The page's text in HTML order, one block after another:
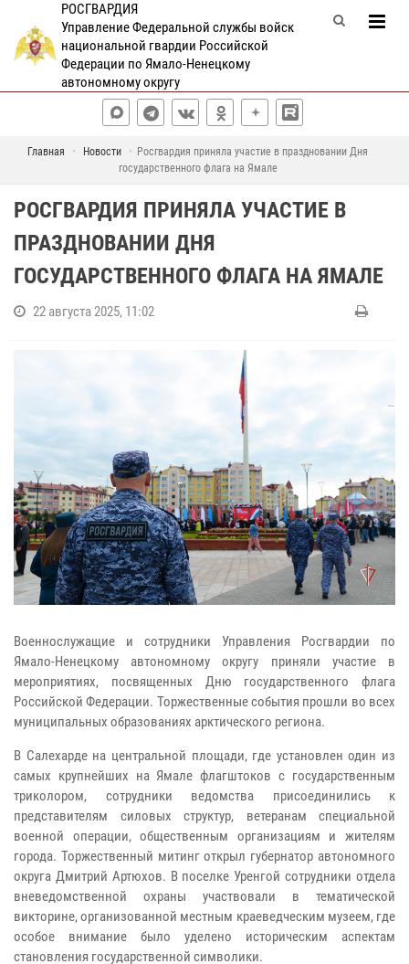
РОСГВАРДИЯ
Управление Федеральной службы войск
национальной гвардии Российской
Федерации по Ямало-Ненецкому
автономному округу
Главная Новости
Росгвардия приняла участие в праздновании Дня
государственного флага на Ямале
РОСГВАРДИЯ ПРИНЯЛА УЧАСТИЕ В
ПРАЗДНОВАНИИ ДНЯ
ГОСУДАРСТВЕННОГО ФЛАГА НА ЯМАЛЕ
22 августа 2025, 11:02
Военнослужащие и сотрудники Управления Росгвардии по
Ямало-Ненецкому автономному округу приняли участие в
мероприятиях, посвященных Дню государственного флага
Российской Федерации. Торжественные события прошли во всех
муниципальных образованиях арктического региона.
В Салехарде на центральной площади, где установлен один из
самых крупнейших на Ямале флагштоков с государственным
триколором, сотрудники ведомства присоединились к
представителям силовых структур, ветеранам специальной
военной операции, общественным организациям и жителям
города. Торжественный митинг открыл губернатор автономного
округа Дмитрий Артюхов. В поселке Уренгой сотрудники отдела
вневедомственной охраны участвовали в тематической
викторине, организованной местным краеведческим музеем, где
особое внимание было уделено историческим аспектам
становления государственной символики.